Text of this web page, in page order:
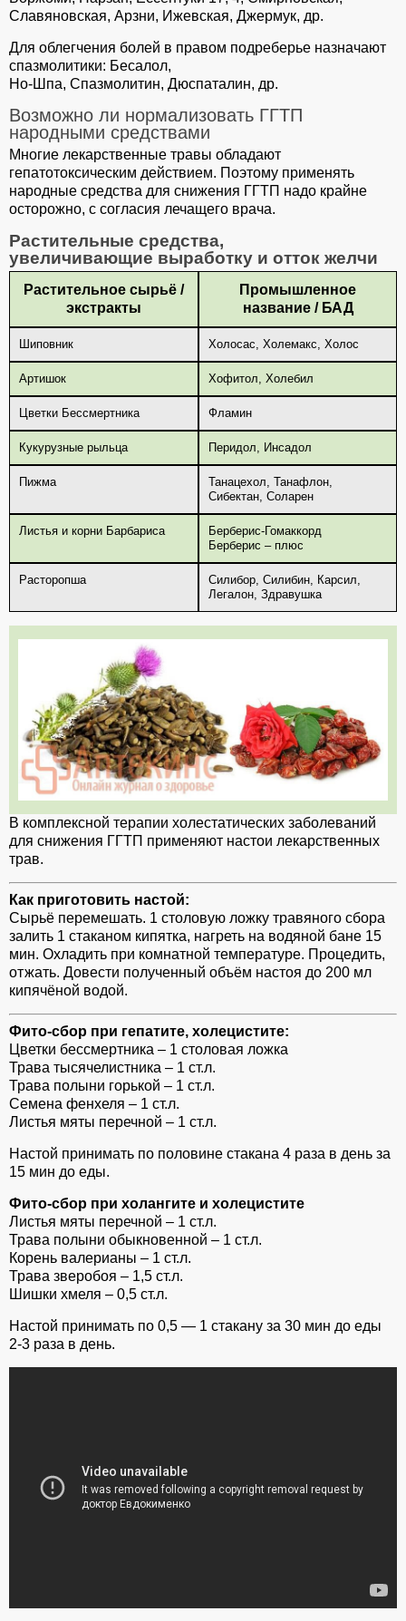
Славяновская, Арзни, Ижевская, Джермук, др.
Для облегчения болей в правом подреберье назначают
спазмолитики: Бесалол,
Но-Шпа, Спазмолитин, Дюспаталин, др.
Возможно ли нормализовать ГГТП
народными средствами
Многие лекарственные травы обладают
гепатотоксическим действием. Поэтому применять
народные средства для снижения ГГТП надо крайне
осторожно, с согласия лечащего врача.
Растительные средства,
увеличивающие выработку и отток желчи
Растительное сырьё /
экстракты
Промышленное
название / БАД
Шиповник Холосас, Холемакс, Холос
Артишок Хофитол, Холебил
Цветки Бессмертника Фламин
Кукурузные рыльца Перидол, Инсадол
Пижма
Танацехол, Танафлон,
Сибектан, Соларен
Листья и корни Барбариса
Берберис-Гомаккорд
Берберис – плюс
Расторопша
Силибор, Силибин, Карсил,
Легалон, Здравушка
В комплексной терапии холестатических заболеваний
для снижения ГГТП применяют настои лекарственных
трав.
Как приготовить настой:
Сырьё перемешать. 1 столовую ложку травяного сбора
залить 1 стаканом кипятка, нагреть на водяной бане 15
мин. Охладить при комнатной температуре. Процедить,
отжать. Довести полученный объём настоя до 200 мл
кипячёной водой.
Фито-сбор при гепатите, холецистите:
Цветки бессмертника – 1 столовая ложка
Трава тысячелистника – 1 ст.л.
Трава полыни горькой – 1 ст.л.
Семена фенхеля – 1 ст.л.
Листья мяты перечной – 1 ст.л.
Настой принимать по половине стакана 4 раза в день за
15 мин до еды.
Фито-сбор при холангите и холецистите
Листья мяты перечной – 1 ст.л.
Трава полыни обыкновенной – 1 ст.л.
Корень валерианы – 1 ст.л.
Трава зверобоя – 1,5 ст.л.
Шишки хмеля – 0,5 ст.л.
Настой принимать по 0,5 — 1 стакану за 30 мин до еды
2-3 раза в день.